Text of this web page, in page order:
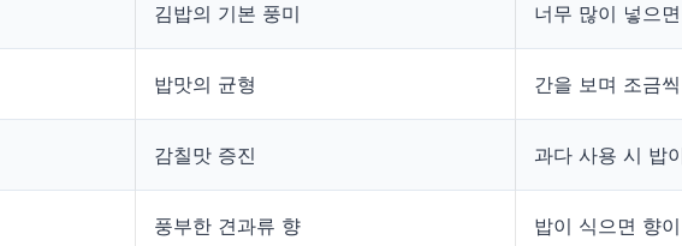
김밥의 기본 풍미 너무 많이 넣으
밥맛의 균형 간을 보며 조금
감칠맛 증진 과다 사용 시 밥
풍부한 견과류 향 밥이 식으면 향